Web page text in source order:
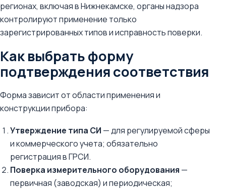
регионах, включая в Нижнекамске, органы надзора
контролируют применение только
зарегистрированных типов и исправность поверки.
Как выбрать форму
подтверждения соответствия
Форма зависит от области применения и
конструкции прибора:
Утверждение типа СИ — для регулируемой сферы
и коммерческого учета; обязательно
регистрация в ГРСИ.
Поверка измерительного оборудования —
первичная (заводская) и периодическая;